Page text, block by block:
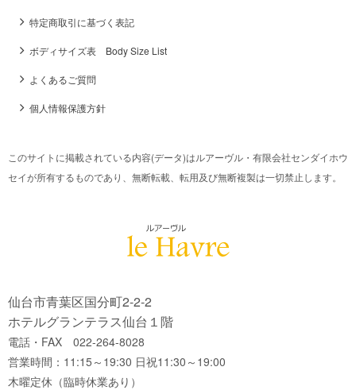
特定商取引に基づく表記
ボディサイズ表 Body Size List
よくあるご質問
個人情報保護方針
このサイトに掲載されている内容(データ)はルアーヴル・有限会社センダイホウ
セイが所有するものであり、無断転載、転用及び無断複製は一切禁止します。
仙台市青葉区国分町2-2-2
ホテルグランテラス仙台１階
電話・FAX 022-264-8028
営業時間：11:15～19:30 日祝11:30～19:00
木曜定休（臨時休業あり）